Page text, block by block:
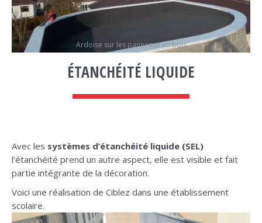
Ardoise sur les panneaux en bois
ÉTANCHÉITÉ LIQUIDE
Avec les systèmes d’étanchéité liquide (SEL)
l’étanchéité prend un autre aspect, elle est visible et fait
partie intégrante de la décoration.
Voici une réalisation de Ciblez dans une établissement
scolaire.